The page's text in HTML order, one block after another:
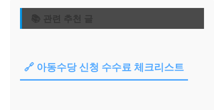
📚 관련 추천 글
🔗 아동수당 신청 수수료 체크리스트